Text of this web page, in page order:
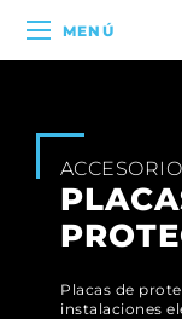
MENÚ
Placas de
instalaciones